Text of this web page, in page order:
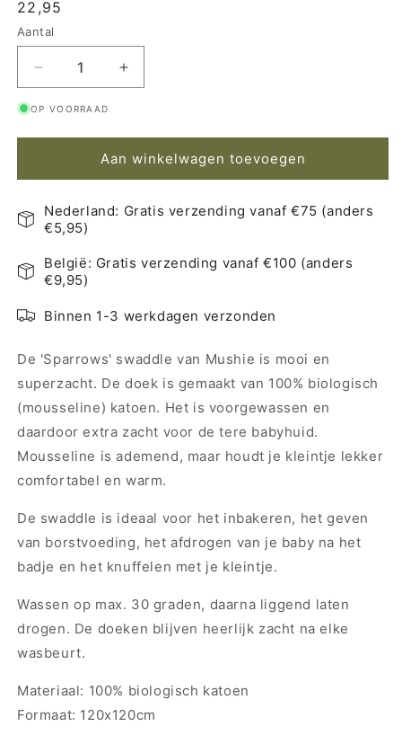
Normale
prijs
22,95
Aantal
Aantal
Aantal
verlagen
voor
Sparrows
Aantal
verhogen
Swaddle
Sparrows
OP VOORRAAD
Aan winkelwagen toevoegen
Nederland: Gratis verzending vanaf €75 (anders
€5,95)
België: Gratis verzending vanaf €100 (anders
€9,95)
Binnen 1-3 werkdagen verzonden
De 'Sparrows' swaddle van Mushie is mooi en
superzacht. De doek is gemaakt van 100% biologisch
(mousseline) katoen. Het is voorgewassen en
daardoor extra zacht voor de tere babyhuid.
Mousseline is ademend, maar houdt je kleintje lekker
comfortabel en warm.
De swaddle is ideaal voor het inbakeren, het geven
van borstvoeding, het afdrogen van je baby na het
badje en het knuffelen met je kleintje.
Wassen op max. 30 graden, daarna liggend laten
drogen. De doeken blijven heerlijk zacht na elke
wasbeurt.
Materiaal: 100% biologisch katoen
Formaat: 120x120cm